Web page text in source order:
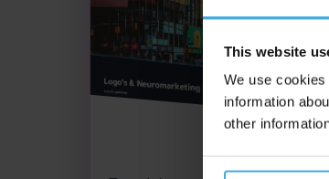
This website
We use
information
other